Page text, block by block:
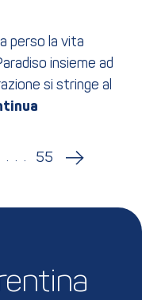
perso la vita
insieme ad
si stringe al
... 55